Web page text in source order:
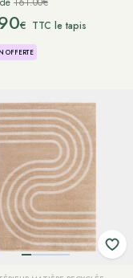
€ TTC le tapis
OFFERTE